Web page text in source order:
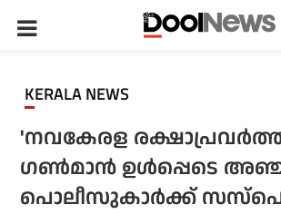
KERALA NEWS
'നവകേരള
ഗണ്‍മാന്‍ ഉള്‍പ്പെടെ
പൊലീസുകാര്‍ക്ക്